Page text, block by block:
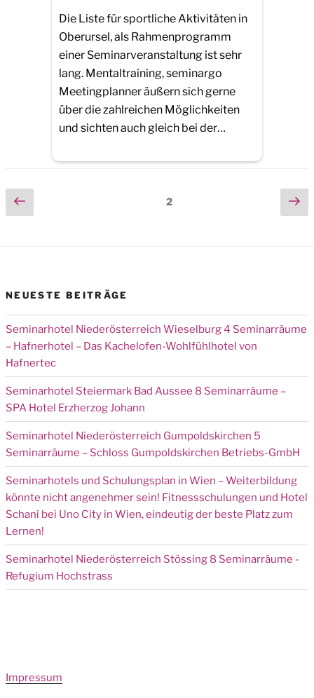
Die Liste für sportliche Aktivitäten in
Oberursel, als Rahmenprogramm
einer Seminarveranstaltung ist sehr
lang. Mentaltraining, seminargo
Meetingplanner äußern sich gerne
über die zahlreichen Möglichkeiten
und sichten auch gleich bei der…
Seitennummerierung
der
Previous
page
Page2
NEUESTE BEITRÄGE
Seminarhotel Niederösterreich Wieselburg 4 Seminarräume
– Hafnerhotel – Das Kachelofen-Wohlfühlhotel von
Hafnertec
Seminarhotel Steiermark Bad Aussee 8 Seminarräume –
SPA Hotel Erzherzog Johann
Seminarhotel Niederösterreich Gumpoldskirchen 5
Seminarräume – Schloss Gumpoldskirchen Betriebs-GmbH
Seminarhotels und Schulungsplan in Wien – Weiterbildung
könnte nicht angenehmer sein! Fitnessschulungen und Hotel
Schani bei Uno City in Wien, eindeutig der beste Platz zum
Lernen!
Seminarhotel Niederösterreich Stössing 8 Seminarräume -
Refugium Hochstrass
Impressum